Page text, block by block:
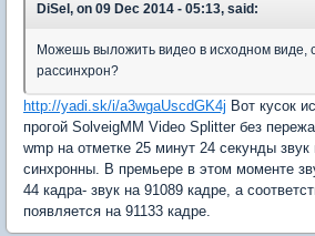
DiSel, on 09 Dec 2014 - 05:13, said:
Можешь выложить видео в исходном виде,
рассинхрон?
http://yadi.sk/i/a3wgaUscdGK4j Вот кусок
прогой SolveigMM Video Splitter без
wmp на отметке 25 минут 24 секунды звук
синхронны. В премьере в этом моменте
44 кадра- звук на 91089 кадре, а
появляется на 91133 кадре.